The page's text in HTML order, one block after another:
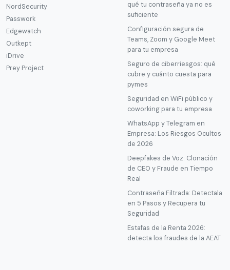
NordSecurity
Passwork
Edgewatch
Outkept
iDrive
Prey Project
qué tu contraseña ya no es
suficiente
Configuración segura de
Teams, Zoom y Google Meet
para tu empresa
Seguro de ciberriesgos: qué
cubre y cuánto cuesta para
pymes
Seguridad en WiFi público y
coworking para tu empresa
WhatsApp y Telegram en
Empresa: Los Riesgos Ocultos
de 2026
Deepfakes de Voz: Clonación
de CEO y Fraude en Tiempo
Real
Contraseña Filtrada: Detectala
en 5 Pasos y Recupera tu
Seguridad
Estafas de la Renta 2026:
detecta los fraudes de la AEAT